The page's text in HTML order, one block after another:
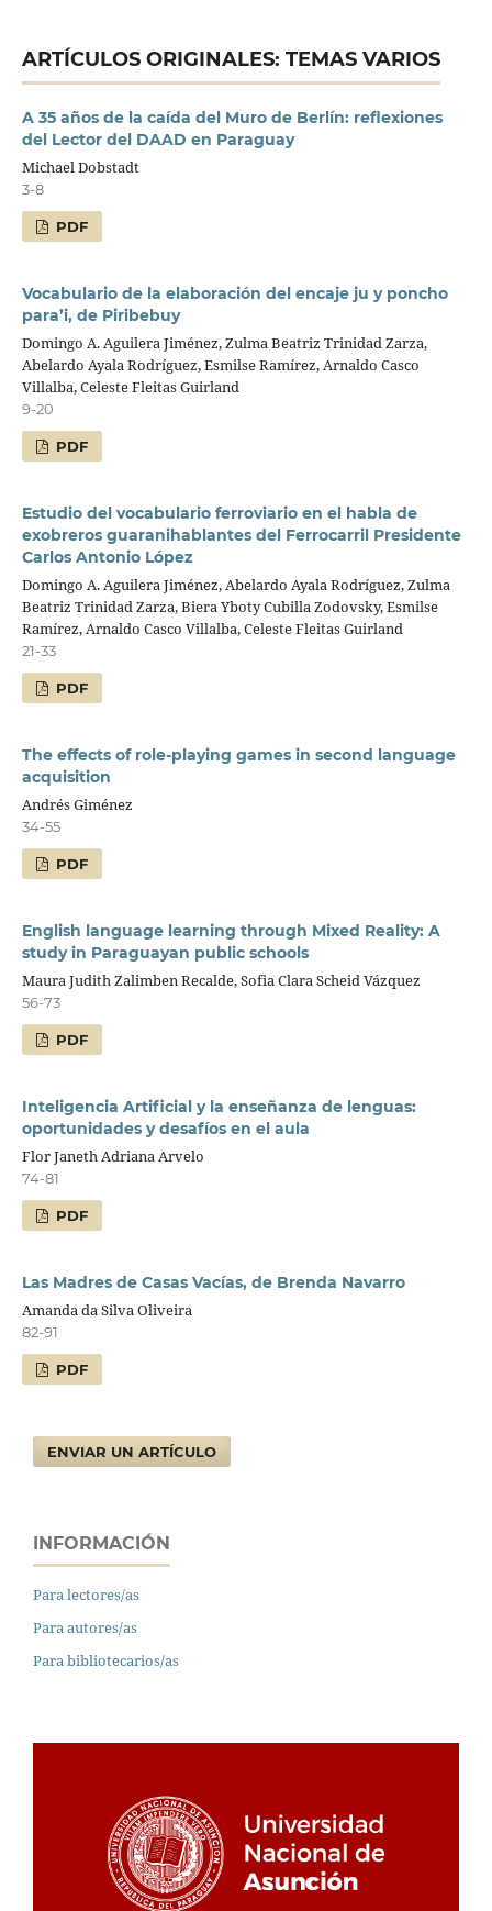
ARTÍCULOS ORIGINALES: TEMAS VARIOS
A 35 años de la caída del Muro de Berlín: reflexiones
del Lector del DAAD en Paraguay
Michael Dobstadt
3-8
PDF
Vocabulario de la elaboración del encaje ju y poncho
para’i, de Piribebuy
Domingo A. Aguilera Jiménez, Zulma Beatriz Trinidad Zarza,
Abelardo Ayala Rodríguez, Esmilse Ramírez, Arnaldo Casco
Villalba, Celeste Fleitas Guirland
9-20
PDF
Estudio del vocabulario ferroviario en el habla de
exobreros guaranihablantes del Ferrocarril Presidente
Carlos Antonio López
Domingo A. Aguilera Jiménez, Abelardo Ayala Rodríguez, Zulma
Beatriz Trinidad Zarza, Biera Yboty Cubilla Zodovsky, Esmilse
Ramírez, Arnaldo Casco Villalba, Celeste Fleitas Guirland
21-33
PDF
The effects of role-playing games in second language
acquisition
Andrés Giménez
34-55
PDF
English language learning through Mixed Reality: A
study in Paraguayan public schools
Maura Judith Zalimben Recalde, Sofia Clara Scheid Vázquez
56-73
PDF
Inteligencia Artificial y la enseñanza de lenguas:
oportunidades y desafíos en el aula
Flor Janeth Adriana Arvelo
74-81
PDF
Las Madres de Casas Vacías, de Brenda Navarro
Amanda da Silva Oliveira
82-91
PDF
ENVIAR UN ARTÍCULO
INFORMACIÓN
Para lectores/as
Para autores/as
Para bibliotecarios/as